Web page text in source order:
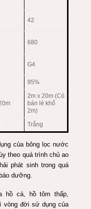
42
680
G4
95%
2m x 20m (Có
bán lẻ khổ
2m)
Trắng
của bông lọc nước
theo quá trình chủ ao
phát sinh trong quá
dưỡng.
hồ cá, hồ tôm thấp,
vòng đời sử dụng của